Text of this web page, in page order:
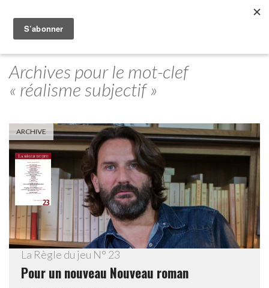
Archives pour le mot-clef
« réalisme subjectif »
ARCHIVE
La Règle du jeu N° 23
Pour un nouveau Nouveau roman